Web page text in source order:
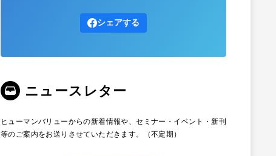
シェアする
ニュースレター
ヒューマンバリューからの新着情報や、セミナー・イベント・新刊
等のご案内をお送りさせていただきます。（不定期）